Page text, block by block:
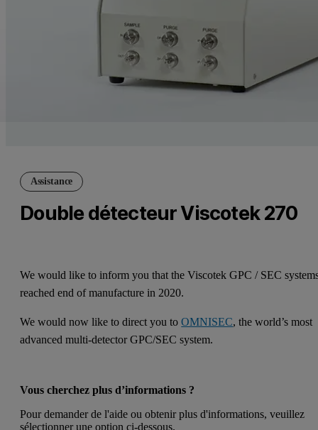
Assistance
Double détecteur Viscotek 270
We would like to inform you that the Viscotek GPC / SEC
reached end of manufacture in 2020.
We would now like to direct you toOMNISEC, the world’s most
advanced multi-detector GPC/SEC system.
Vous cherchez plus d’informations ?
Pour demander de l'aide ou obtenir plus d'informations, veuillez
sélectionner une option ci-dessous.